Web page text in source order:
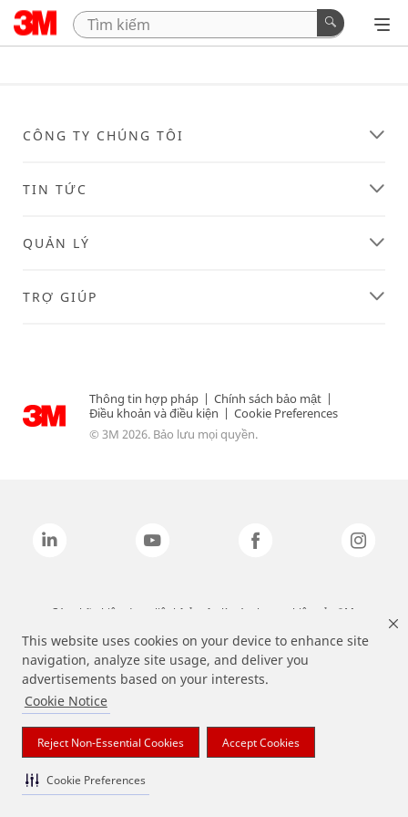
This website uses cookies on your device to enhance site
navigation, analyze site usage, and deliver you
advertisements based on your interests.
Cookie Notice
Reject Non-Essential Cookies Accept Cookies
Cookie Preferences
CÔNG TY CHÚNG TÔI
TIN TỨC
QUẢN LÝ
TRỢ GIÚP
Thông tin hợp pháp | Chính sách bảo mật |
Điều khoản và điều kiện | Cookie Preferences
© 3M 2026. Bảo lưu mọi quyền.
Các nhãn hiệu được liệt kê ở trên là các thương hiệu của 3M.